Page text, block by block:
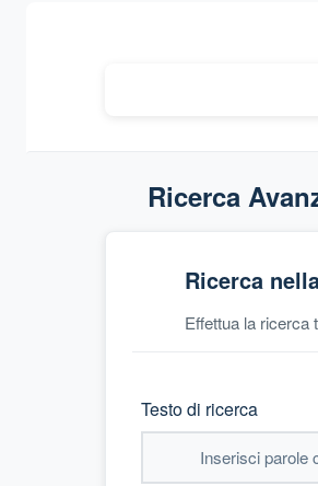
Ricerca
Ricerca
Effettua la ricerca
Testo di ricerca